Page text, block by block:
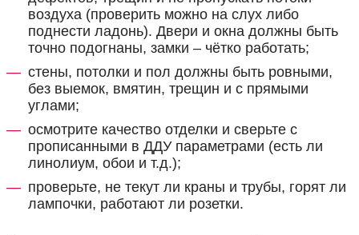
воздуха (проверить можно на слух либо
поднести ладонь). Двери и окна должны быть
точно подогнаны, замки – чётко работать;
стены, потолки и пол должны быть ровными,
без выемок, вмятин, трещин и с прямыми
углами;
осмотрите качество отделки и сверьте с
прописанными в ДДУ параметрами (есть ли
линолиум, обои и т.д.);
проверьте, не текут ли краны и трубы, горят ли
лампочки, работают ли розетки.